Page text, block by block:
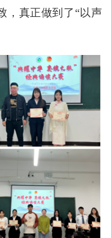
，真正做到了“以声